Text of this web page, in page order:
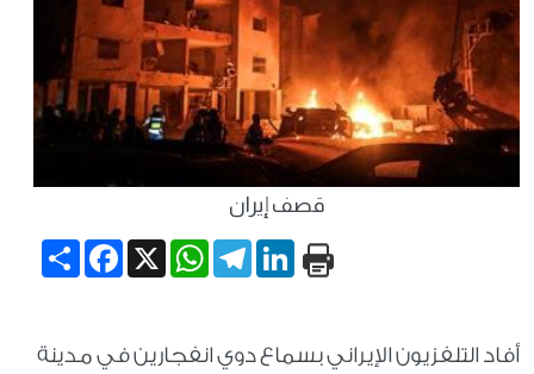
قصف إيران
Share
Facebook X
WhatsApp
TelegramLinkedIn
أفاد التلفزيون الإيراني بسماع دوي انفجارين في مدينة